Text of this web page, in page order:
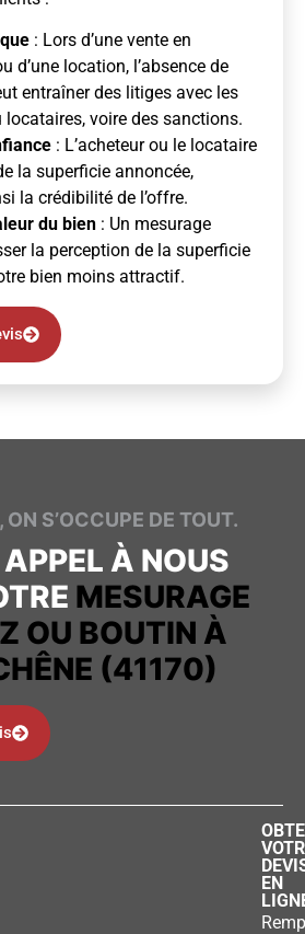
: Lors d’une vente en
d’une location, l’absence de
entraîner des litiges avec les
locataires, voire des sanctions.
: L’acheteur ou le locataire
la superficie annoncée,
la crédibilité de l’offre.
du bien : Un mesurage
la perception de la superficie
bien moins attractif.
ON S’OCCUPE DE TOUT.
À NOUS
MESURAGE
OU BOUTIN À
(41170)
EN